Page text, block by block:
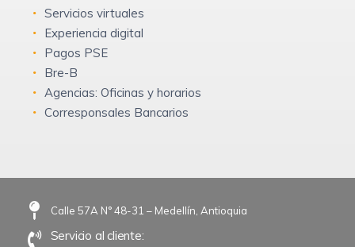
Servicios virtuales
Experiencia digital
Pagos PSE
Bre-B
Agencias: Oficinas y horarios
Corresponsales Bancarios
Calle 57A N° 48-31 – Medellín, Antioquia
Servicio al cliente: